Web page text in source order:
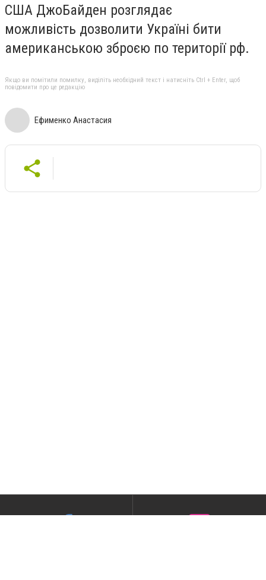
США ДжоБайден розглядає
можливість дозволити Україні бити
американською зброєю по території рф.
Якщо ви помітили помилку, виділіть необхідний текст і натисніть Ctrl + Enter, щоб
повідомити про це редакцію
Ефименко Анастасия